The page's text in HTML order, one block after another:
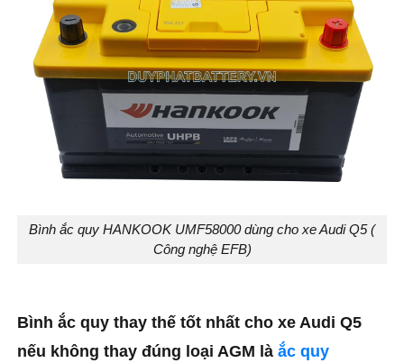
Bình ắc quy HANKOOK UMF58000 dùng cho xe Audi Q5 (
Công nghệ EFB)
Bình ắc quy thay thế tốt nhất cho xe Audi Q5
nếu không thay đúng loại AGM là ắc quy